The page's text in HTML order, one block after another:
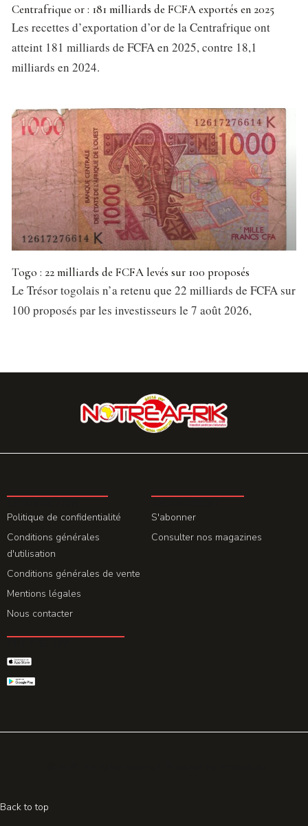
Centrafrique or : 181 milliards de FCFA exportés en 2025
Les recettes d’exportation d’or de la Centrafrique ont
atteint 181 milliards de FCFA en 2025, contre 18,1
milliards en 2024.
Togo : 22 milliards de FCFA levés sur 100 proposés
Le Trésor togolais n’a retenu que 22 milliards de FCFA sur
100 proposés par les investisseurs le 7 août 2026,
Politique de confidentialité
Conditions générales
d'utilisation
Conditions générales de vente
Mentions légales
Nous contacter
S'abonner
Consulter nos magazines
Back to top